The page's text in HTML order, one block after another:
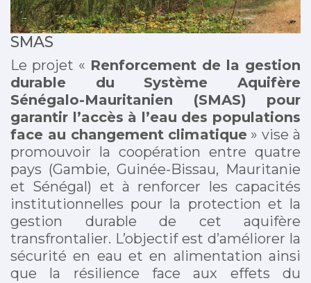
SMAS
Le projet « Renforcement de la gestion
durable du Système Aquifère
Sénégalo-Mauritanien (SMAS) pour
garantir l’accès à l’eau des populations
face au changement climatique » vise à
promouvoir la coopération entre quatre
pays (Gambie, Guinée-Bissau, Mauritanie
et Sénégal) et à renforcer les capacités
institutionnelles pour la protection et la
gestion durable de cet aquifère
transfrontalier. L’objectif est d’améliorer la
sécurité en eau et en alimentation ainsi
que la résilience face aux effets du